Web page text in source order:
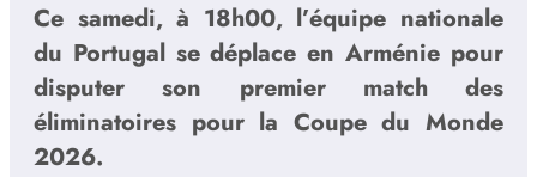
Ce samedi, à 18h00, l’équipe nationale
du Portugal se déplace en Arménie pour
disputer son premier match des
éliminatoires pour la Coupe du Monde
2026.